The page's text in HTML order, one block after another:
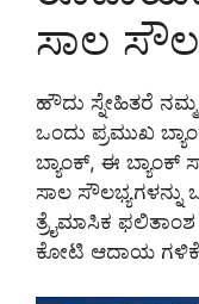
ಸಾಲ
ಹೌದು ಸ್ನೇಹಿತರೆ ನಮ್ಮ
ಒಂದು ಪ್ರಮುಖ
ಬ್ಯಾಂಕ್, ಈ ಬ್ಯಾಂಕ್
ಸಾಲ ಸೌಲಭ್ಯಗಳನ್ನು
ತ್ರೈಮಾಸಿಕ
ಕೋಟಿ ಆದಾಯ